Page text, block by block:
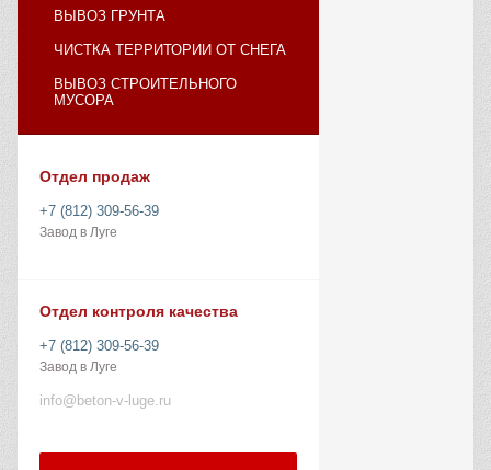
ВЫВОЗ ГРУНТА
ЧИСТКА ТЕРРИТОРИИ ОТ СНЕГА
ВЫВОЗ СТРОИТЕЛЬНОГО
МУСОРА
Отдел продаж
+7 (812) 309-56-39
Завод в Луге
Отдел контроля качества
+7 (812) 309-56-39
Завод в Луге
info@beton-v-luge.ru